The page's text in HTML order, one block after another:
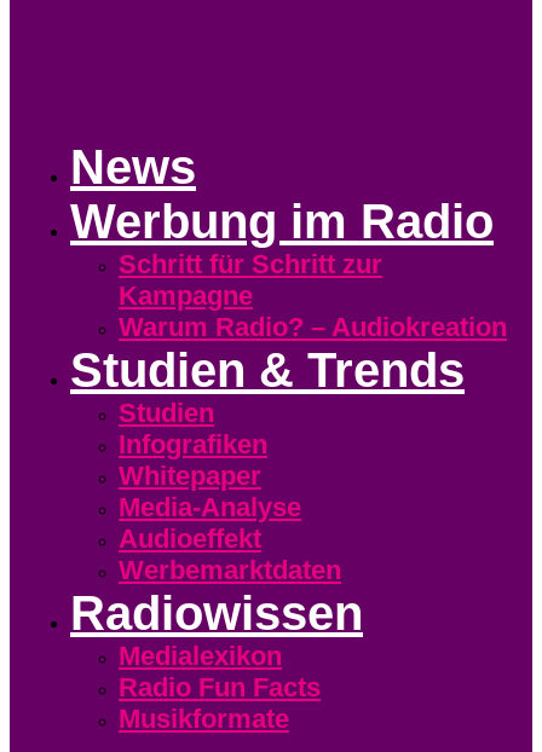
News
Werbung im Radio
Schritt für Schritt zur
Kampagne
Warum Radio? – Audiokreation
Studien & Trends
Studien
Infografiken
Whitepaper
Media-Analyse
Audioeffekt
Werbemarktdaten
Radiowissen
Medialexikon
Radio Fun Facts
Musikformate